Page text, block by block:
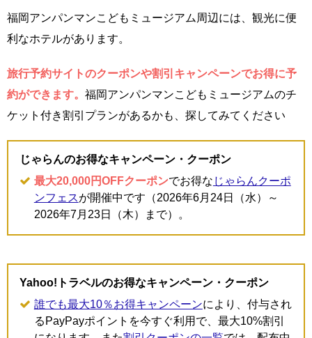
福岡アンパンマンこどもミュージアム周辺には、観光に便
利なホテルがあります。
旅行予約サイトのクーポンや割引キャンペーンでお得に予
約ができます。 福岡アンパンマンこどもミュージアムのチ
ケット付き割引プランがあるかも、探してみてください
じゃらんのお得なキャンペーン・クーポン
最大20,000円OFFクーポンでお得な じゃらんクーポ
ンフェスが開催中です（2026年6月24日（水）～
2026年7月23日（木）まで）。
Yahoo!トラベルのお得なキャンペーン・クーポン
誰でも最大10％お得キャンペーンにより、付与され
るPayPayポイントを今すぐ利用で、最大10%割引